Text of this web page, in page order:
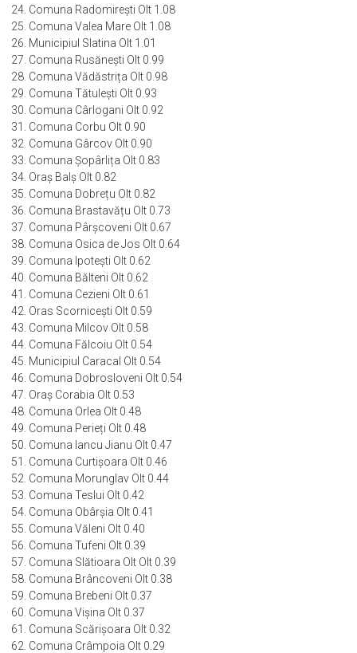
24. Comuna Radomirești Olt 1.08
25. Comuna Valea Mare Olt 1.08
26. Municipiul Slatina Olt 1.01
27. Comuna Rusănești Olt 0.99
28. Comuna Vădăstrița Olt 0.98
29. Comuna Tătulești Olt 0.93
30. Comuna Cârlogani Olt 0.92
31. Comuna Corbu Olt 0.90
32. Comuna Gârcov Olt 0.90
33. Comuna Șopârlița Olt 0.83
34. Oraș Balș Olt 0.82
35. Comuna Dobrețu Olt 0.82
36. Comuna Brastavățu Olt 0.73
37. Comuna Pârșcoveni Olt 0.67
38. Comuna Osica de Jos Olt 0.64
39. Comuna Ipotești Olt 0.62
40. Comuna Bălteni Olt 0.62
41. Comuna Cezieni Olt 0.61
42. Oras Scornicești Olt 0.59
43. Comuna Milcov Olt 0.58
44. Comuna Fălcoiu Olt 0.54
45. Municipiul Caracal Olt 0.54
46. Comuna Dobrosloveni Olt 0.54
47. Oraș Corabia Olt 0.53
48. Comuna Orlea Olt 0.48
49. Comuna Perieți Olt 0.48
50. Comuna Iancu Jianu Olt 0.47
51. Comuna Curtișoara Olt 0.46
52. Comuna Morunglav Olt 0.44
53. Comuna Teslui Olt 0.42
54. Comuna Obârșia Olt 0.41
55. Comuna Văleni Olt 0.40
56. Comuna Tufeni Olt 0.39
57. Comuna Slătioara Olt Olt 0.39
58. Comuna Brâncoveni Olt 0.38
59. Comuna Brebeni Olt 0.37
60. Comuna Vișina Olt 0.37
61. Comuna Scărișoara Olt 0.32
62. Comuna Crâmpoia Olt 0.29